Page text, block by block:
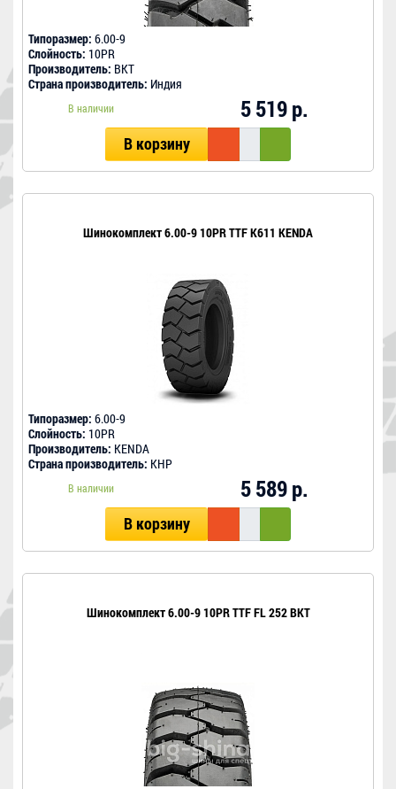
Типоразмер: 6.00-9
Слойность: 10PR
Производитель: BKT
Страна производитель: Индия
В наличии 5 519 р.
В корзину
Шинокомплект 6.00-9 10PR TTF K611 KENDA
Типоразмер: 6.00-9
Слойность: 10PR
Производитель: KENDA
Страна производитель: КНР
В наличии 5 589 р.
В корзину
Шинокомплект 6.00-9 10PR TTF FL 252 BKT